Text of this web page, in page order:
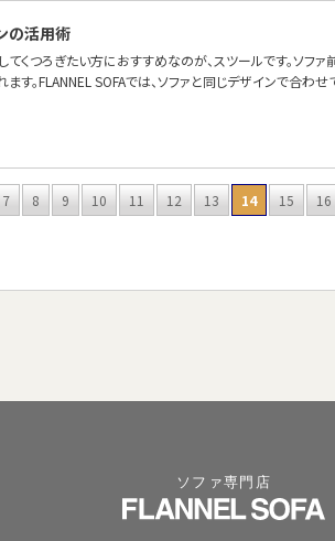
の活用術
くつろぎたい方におすすめなのが、スツールです。ソフ
ます。FLANNEL SOFAでは、ソファと同じデザインで合わ
7 8 9 10 11 12 13 14 15 16
ソファ専門店